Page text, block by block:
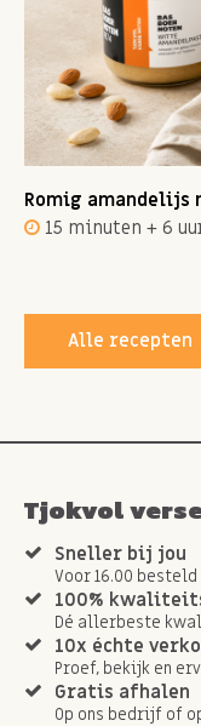
Romig
15 minuten + 6
Alle recepten
Tjokvol
Sneller bij jou
Voor 16.00
100%
Dé allerbeste
10x échte
Proef, bekijk en
Gratis afhalen
Op ons bedrijf of